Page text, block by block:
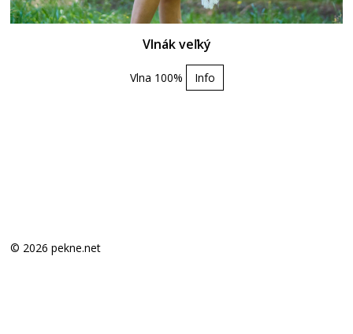
Vlnák veľký
Vlna 100% Info
© 2026 pekne.net